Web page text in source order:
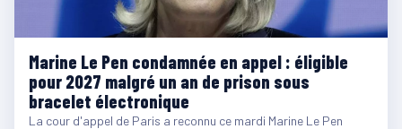
Marine Le Pen condamnée en appel : éligible
pour 2027 malgré un an de prison sous
bracelet électronique
La cour d'appel de Paris a reconnu ce mardi Marine Le Pen